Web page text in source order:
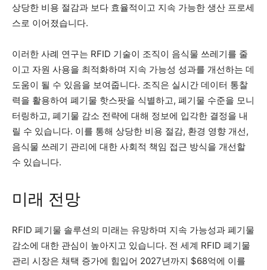
상당한 비용 절감과 보다 효율적이고 지속 가능한 생산 프로세
스로 이어졌습니다.
이러한 사례 연구는 RFID 기술이 조직이 음식물 쓰레기를 줄
이고 자원 사용을 최적화하며 지속 가능성 성과를 개선하는 데
도움이 될 수 있음을 보여줍니다. 조직은 실시간 데이터 통찰
력을 활용하여 폐기물 핫스팟을 식별하고, 폐기물 수준을 모니
터링하고, 폐기물 감소 전략에 대해 정보에 입각한 결정을 내
릴 수 있습니다. 이를 통해 상당한 비용 절감, 환경 영향 개선,
음식물 쓰레기 관리에 대한 사회적 책임 접근 방식을 개선할
수 있습니다.
미래 전망
RFID 폐기물 솔루션의 미래는 유망하며 지속 가능성과 폐기물
감소에 대한 관심이 높아지고 있습니다. 전 세계 RFID 폐기물
관리 시장은 채택 증가에 힘입어 2027년까지 $68억에 이를